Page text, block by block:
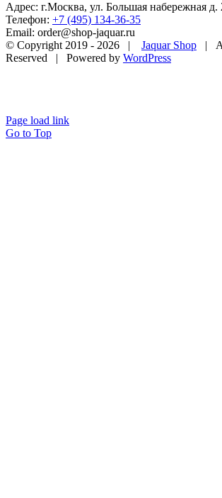
Адрес: г.Москва, ул. Большая набережная д.
Телефон: +7 (495) 134-36-35
Email: order@shop-jaquar.ru
© Copyright 2019 - 2026 | Jaquar Shop |
Reserved | Powered by WordPress
Page load link
Go to Top